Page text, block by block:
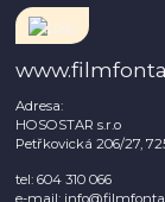
Adresa:
HOSOSTAR s.r.o
Petřkovická 206/27,
tel: 604 310 066
e-mail: